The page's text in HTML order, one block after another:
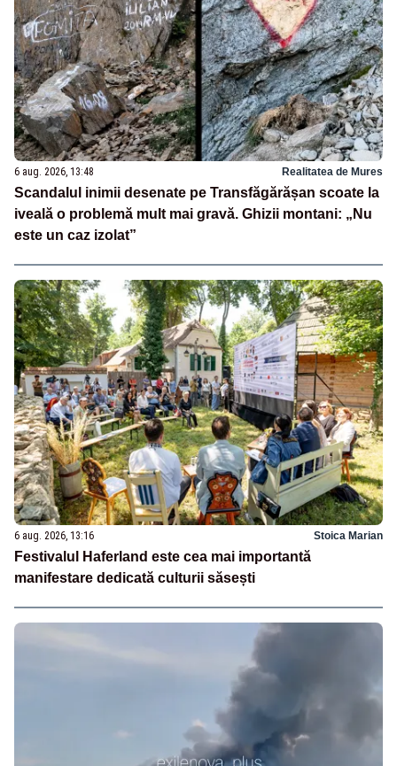
6 aug. 2026, 13:48 Realitatea de Mures
Scandalul inimii desenate pe Transfăgărășan scoate la
iveală o problemă mult mai gravă. Ghizii montani: „Nu
este un caz izolat”
6 aug. 2026, 13:16 Stoica Marian
Festivalul Haferland este cea mai importantă
manifestare dedicată culturii săsești